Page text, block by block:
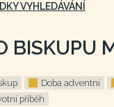
VYHLEDÁVÁNÍ
BISKUPU
Doba adventní
příběh